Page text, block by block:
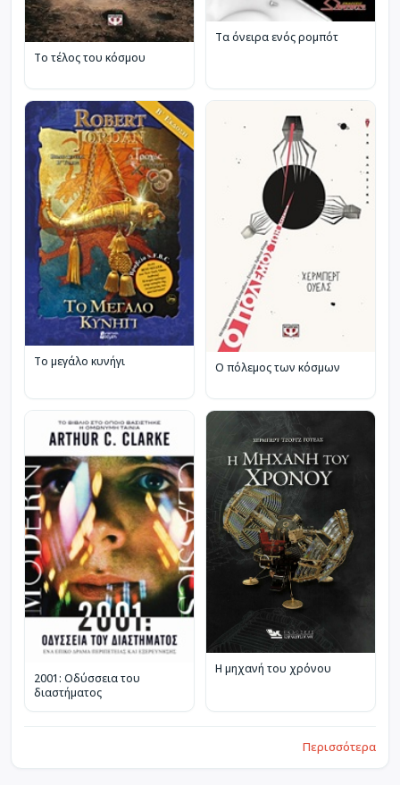
Το τέλος του κόσμου
Τα όνειρα ενός ρομπότ
Το μεγάλο κυνήγι Ο πόλεμος των κόσμων
2001: Οδύσσεια του
διαστήματος
Η μηχανή του χρόνου
Περισσότερα